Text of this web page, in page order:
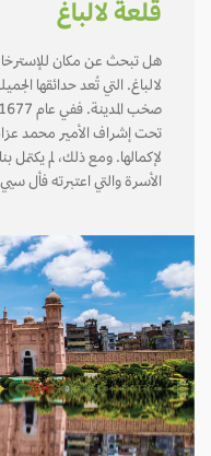
قلعة لالباغ
هل تبحث عن مكان للإسترخاء
لالباغ. التي تُعد حدائقها
صخب
تحت إشراف الأمير محمد عزام
لإكمالها. ومع ذلك، لم يكتمل
الأسرة والتي اعتبرته فأل سييء